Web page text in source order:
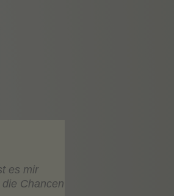
es mir
Chancen